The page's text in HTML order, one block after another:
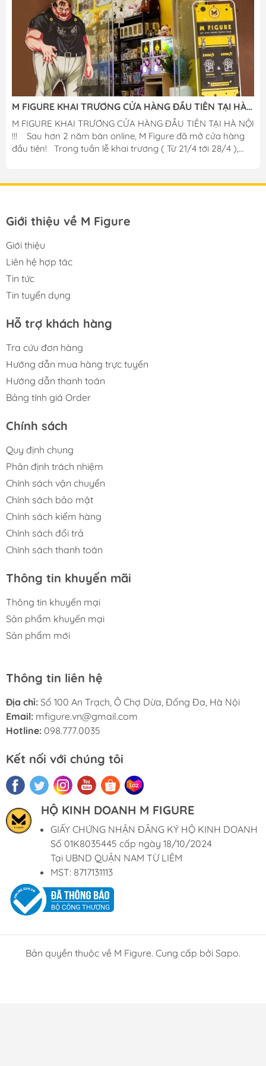
M FIGURE KHAI TRƯƠNG CỬA HÀNG ĐẦU TIÊN TẠI HÀ
NỘI
M FIGURE KHAI TRƯƠNG CỬA HÀNG ĐẦU TIÊN TẠI HÀ NỘI
!!! ️ Sau hơn 2 năm bán online, M Figure đã mở cửa hàng
đầu tiên! Trong tuần lễ khai trương ( Từ 21/4 tới 28/4 ),
cửa hàng! Gacha Figure chỉ : 299k / lượt quay. -- ĐẶC
KHÁCH HÀNG ĐẦU TIÊN tới shop sẽ...
Giới thiệu về M Figure
Giới thiệu
Liên hệ hợp tác
Tin tức
Tin tuyển dụng
Hỗ trợ khách hàng
Tra cứu đơn hàng
Hướng dẫn mua hàng trực tuyến
Hướng dẫn thanh toán
Bảng tính giá Order
Chính sách
Quy định chung
Phân định trách nhiệm
Chính sách vận chuyển
Chính sách bảo mật
Chính sách kiểm hàng
Chính sách đổi trả
Chính sách thanh toán
Thông tin khuyến mãi
Thông tin khuyến mại
Sản phẩm khuyến mại
Sản phẩm mới
Thông tin liên hệ
Địa chỉ: Số 100 An Trạch, Ô Chợ Dừa, Đống Đa, Hà Nội
Email: mfigure.vn@gmail.com
Hotline: 098.777.0035
Kết nối với chúng tôi
HỘ KINH DOANH M FIGURE
GIẤY CHỨNG NHẬN ĐĂNG KÝ HỘ KINH DOANH
Số 01K8035445 cấp ngày 18/10/2024
Tại UBND QUẬN NAM TỪ LIÊM
MST: 8717131113
Bản quyền thuộc về M Figure. Cung cấp bởi Sapo.